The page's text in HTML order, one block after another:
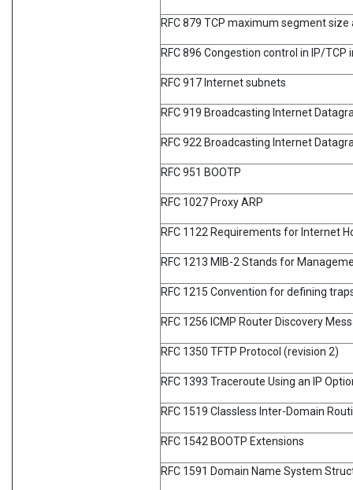
RFC 879 TCP maximum segment
RFC 896 Congestion control in IP/
RFC 917 Internet subnets
RFC 919 Broadcasting Internet
RFC 922 Broadcasting Internet
RFC 951 BOOTP
RFC 1027 Proxy ARP
RFC 1122 Requirements for Internet
RFC 1213 MIB-2 Stands for
RFC 1215 Convention for defining
RFC 1256 ICMP Router Discovery
RFC 1350 TFTP Protocol (revision 2)
RFC 1393 Traceroute Using an IP
RFC 1519 Classless Inter-Domain
RFC 1542 BOOTP Extensions
RFC 1591 Domain Name System